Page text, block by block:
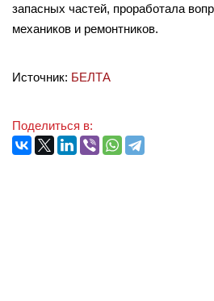
запасных частей, проработала
механиков и ремонтников.
Источник: БЕЛТА
Поделиться в: